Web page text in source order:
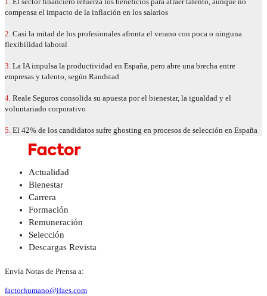
compensa el impacto de la inflación en los salarios
2. Casi la mitad de los profesionales afronta el verano con poca o ninguna
flexibilidad laboral
3. La IA impulsa la productividad en España, pero abre una brecha entre
empresas y talento, según Randstad
4. Reale Seguros consolida su apuesta por el bienestar, la igualdad y el
voluntariado corporativo
5. El 42% de los candidatos sufre ghosting en procesos de selección en España
Actualidad
Bienestar
Carrera
Formación
Remuneración
Selección
Descargas Revista
Envía Notas de Prensa a:
factorhumano@ifaes.com